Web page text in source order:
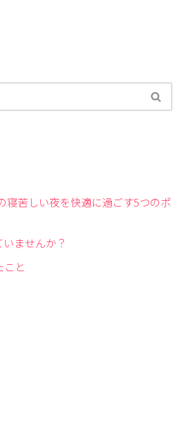
寝苦しい夜を快適に過ごす5つのポ
ませんか？
こと